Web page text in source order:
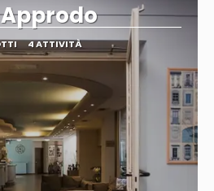
4 ATTIVITÀ